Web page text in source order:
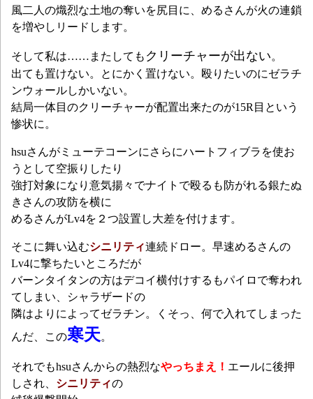
風二人の熾烈な土地の奪いを尻目に、めるさんが火の連鎖
を増やしリードします。
そして私は……またしても クリーチャーが出ない。
出ても置けない。とにかく置けない。殴りたいのにゼラチ
ンウォールしかいない。
結局一体目のクリーチャーが配置出来たのが15R目という
惨状に。
hsuさんがミューテコーンにさらにハートフィブラを使お
うとして空振りしたり
強打対象になり意気揚々でナイトで殴るも防がれる銀たぬ
きさんの攻防を横に
めるさんがLv4を２つ設置し大差を付けます。
そこに舞い込むシニリティ連続ドロー。早速めるさんの
Lv4に撃ちたいところだが
バーンタイタンの方はデコイ横付けするもパイロで奪われ
てしまい、シャラザードの
隣はよりによってゼラチン。くそっ、何で入れてしまった
んだ、この寒天。
それでもhsuさんからの熱烈なやっちまえ ！ エールに後押
しされ、 シニリティの